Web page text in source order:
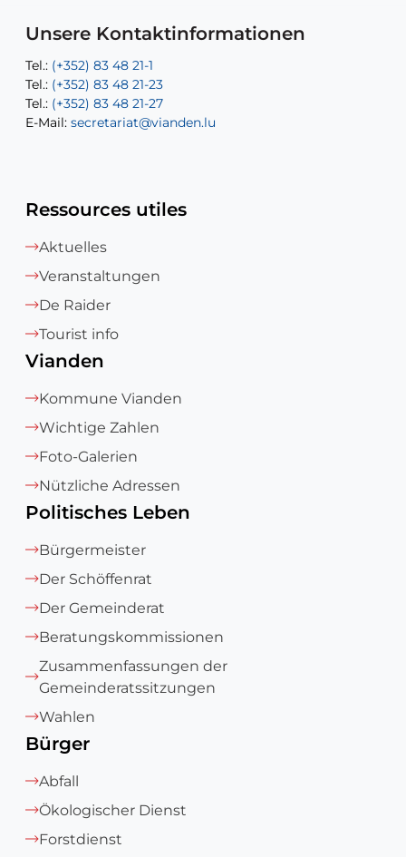
Unsere Kontaktinformationen
Tel.: (+352) 83 48 21-1
Tel.: (+352) 83 48 21-23
Tel.: (+352) 83 48 21-27
E-Mail: secretariat@vianden.lu
Tel.: (+352) 83 48 21-20
Tel.: (+352) 83 48 21-22
E-Mail:sofia.carvalho@vianden.lu
E-Mail: diane.storn@vianden.lu
E-Mail:jos.cormemans@vianden.lu
E-Mail:atelier@vianden.lu
Ressources utiles
Aktuelles
Veranstaltungen
De Raider
Tourist info
Vianden
Kommune Vianden
Wichtige Zahlen
Foto-Galerien
Nützliche Adressen
Politisches Leben
Bürgermeister
Der Schöffenrat
Der Gemeinderat
Beratungskommissionen
Zusammenfassungen der
Gemeinderatssitzungen
Wahlen
Bürger
Abfall
Ökologischer Dienst
Forstdienst